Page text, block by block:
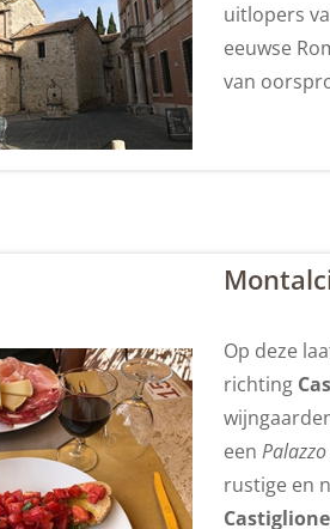
uitlopers
eeuwse
van
Op deze
richting
een Palazzo
rustige en
Castiglione